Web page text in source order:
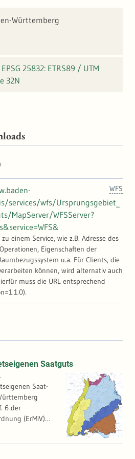
Württemberg
EPSG 25832: ETRS89 / UTM
32N
WFS
services/wfs/Ursprungsgebiet_
MapServer/WFSServer?
einem Service, wie z.B. Adresse des
Eigenschaften der
u.a. Für Clients, die
können, wird alternativ auch
muss die URL entsprechend
Saatguts
Saat-
6 der
(ErMiV)